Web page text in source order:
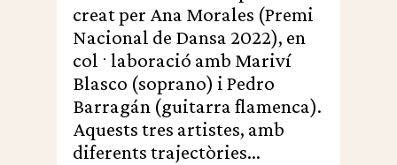
creat per Ana Morales (Premi
Nacional de Dansa 2022), en
col·laboració amb Mariví
Blasco (soprano) i Pedro
Barragán (guitarra flamenca).
Aquests tres artistes, amb
diferents trajectòries...